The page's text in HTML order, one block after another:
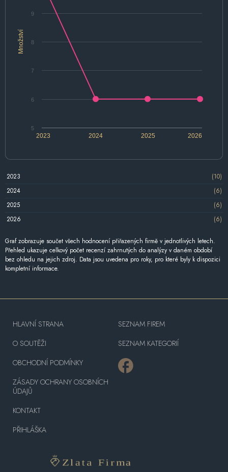
Množství
2024 2026
2023 2025
5
6
7
8
9
2023
(10)
2024
(6)
2025
(6)
2026
(6)
Graf zobrazuje součet všech hodnocení přiřazených firmě v jednotlivých letech.
Přehled ukazuje celkový počet recenzí zahrnutých do analýzy v daném období
bez ohledu na jejich zdroj. Data jsou uvedena pro roky, pro které byly k dispozici
kompletní informace.
HLAVNÍ STRANA
O SOUTĚŽI
OBCHODNÍ PODMÍNKY
ZÁSADY OCHRANY OSOBNÍCH
ÚDAJŮ
KONTAKT
PŘIHLÁŠKA
SEZNAM FIREM
SEZNAM KATEGORIÍ